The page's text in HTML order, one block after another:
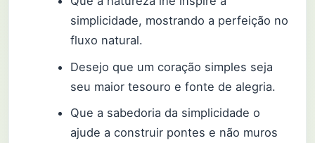
simplicidade, mostrando a perfeição no
fluxo natural.
Desejo que um coração simples seja
seu maior tesouro e fonte de alegria.
Que a sabedoria da simplicidade o
ajude a construir pontes e não muros